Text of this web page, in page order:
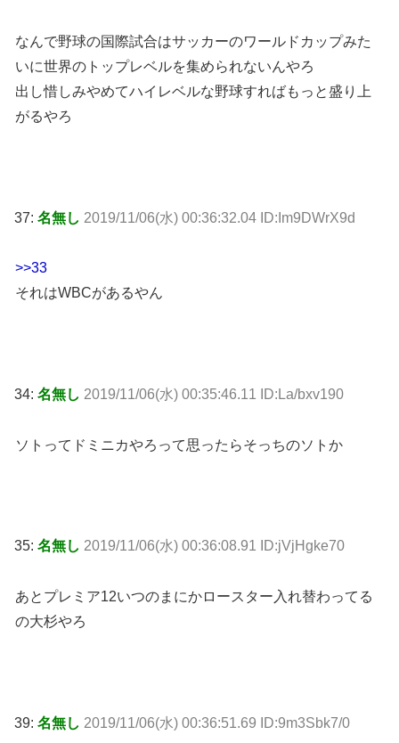
なんで野球の国際試合はサッカーのワールドカップみた
いに世界のトップレベルを集められないんやろ
出し惜しみやめてハイレベルな野球すればもっと盛り上
がるやろ
37: 名無し 2019/11/06(水) 00:36:32.04 ID:Im9DWrX9d
>>33
それはWBCがあるやん
34: 名無し 2019/11/06(水) 00:35:46.11 ID:La/bxv190
ソトってドミニカやろって思ったらそっちのソトか
35: 名無し 2019/11/06(水) 00:36:08.91 ID:jVjHgke70
あとプレミア12いつのまにかロースター入れ替わってる
の大杉やろ
39: 名無し 2019/11/06(水) 00:36:51.69 ID:9m3Sbk7/0